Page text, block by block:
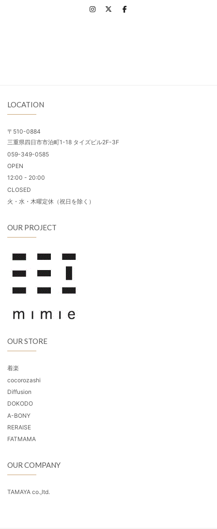
LOCATION
〒510-0884
三重県四日市市泊町1-18 タイズビル2F-3F
059-349-0585
OPEN
12:00 - 20:00
CLOSED
火・水・木曜定休（祝日を除く）
OUR PROJECT
OUR STORE
着楽
cocorozashi
Diffusion
DOKODO
A-BONY
RERAISE
FATMAMA
OUR COMPANY
TAMAYA co.,ltd.